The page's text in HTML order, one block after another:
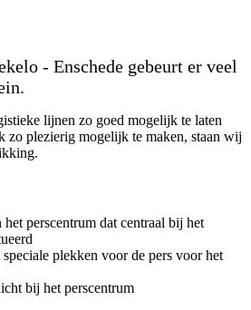
- Enschede gebeurt er veel
lijnen zo goed mogelijk te laten
zo plezierig mogelijk te maken, staan wij
perscentrum dat centraal bij het
plekken voor de pers voor het
bij het perscentrum